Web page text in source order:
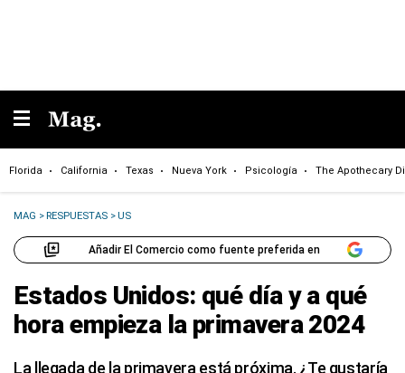
Florida California Texas Nueva York Psicología The Apothecary
MAG >RESPUESTAS >US
Añadir El Comercio como fuente preferida en
Estados Unidos: qué día y a qué
hora empieza la primavera 2024
La llegada de la primavera está próxima. ¿Te gustaría